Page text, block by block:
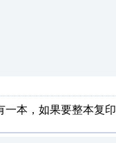
本，如果要整本复